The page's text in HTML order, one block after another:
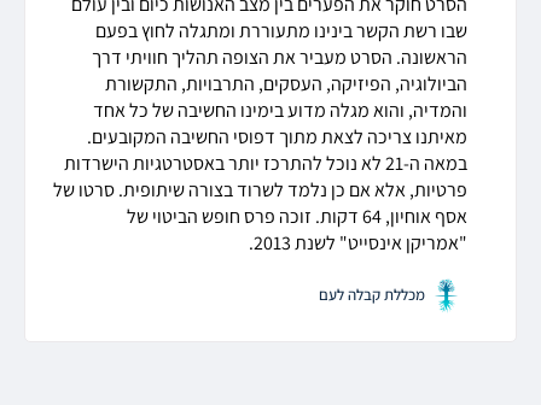
שבו רשת הקשר בינינו מתעוררת ומתגלה לחוץ בפעם
הראשונה. הסרט מעביר את הצופה תהליך חוויתי דרך
הביולוגיה, הפיזיקה, העסקים, התרבויות, התקשורת
והמדיה, והוא מגלה מדוע בימינו החשיבה של כל אחד
מאיתנו צריכה לצאת מתוך דפוסי החשיבה המקובעים.
במאה ה-21 לא נוכל להתרכז יותר באסטרטגיות הישרדות
פרטיות, אלא אם כן נלמד לשרוד בצורה שיתופית. סרטו של
אסף אוחיון, 64 דקות. זוכה פרס חופש הביטוי של
"אמריקן אינסייט" לשנת 2013.
מכללת קבלה לעם